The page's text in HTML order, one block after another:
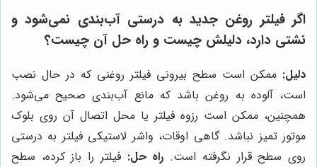
اگر فیلتر روغن جدید به درستی آب‌بندی نمی‌شود و
نشتی دارد، دلیلش چیست و راه حل آن چیست؟
دلیل: ممکن است سطح بیرونی فیلتر روغنی که در حال نصب
است، آلوده به روغن باشد که مانع آب‌بندی صحیح می‌شود.
همچنین، ممکن است رزوه فیلتر یا محل اتصال آن روی بلوک
موتور تمیز نباشد. گاهی اوقات، واشر لاستیکی فیلتر به درستی
روی سطح قرار نگرفته است. راه حل: فیلتر را باز کرده، سطح